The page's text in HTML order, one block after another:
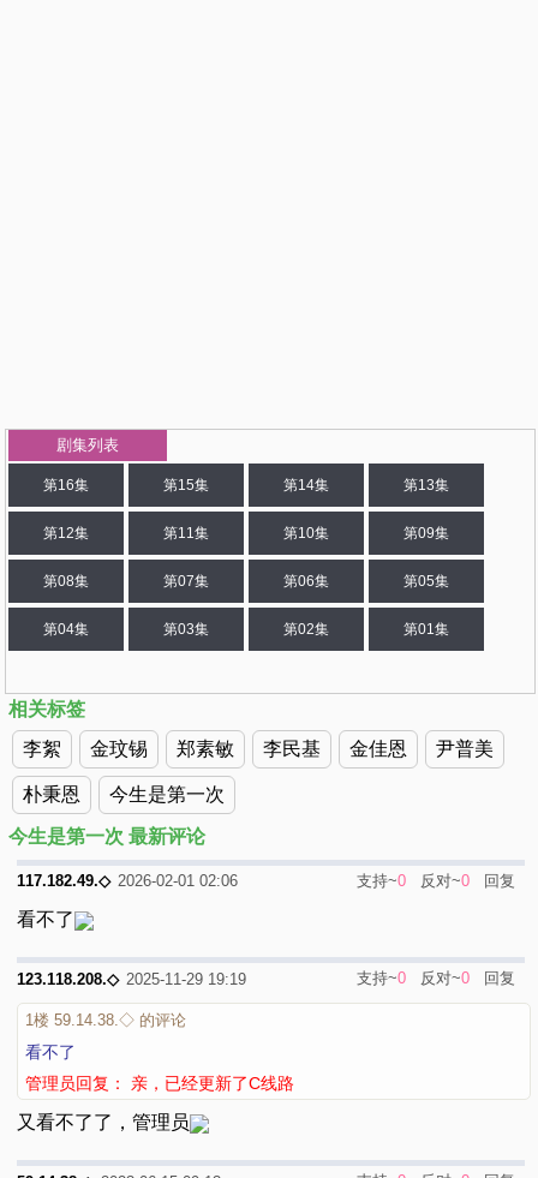
剧集列表
第16集 第15集 第14集 第13集
第12集 第11集 第10集 第09集
第08集 第07集 第06集 第05集
第04集 第03集 第02集 第01集
相关标签
李絮
金玟锡 郑素敏 李民基 金佳恩 尹普美
朴秉恩 今生是第一次
今生是第一次 最新评论
117.182.49.◇ 2026-02-01 02:06 支持~0 反对~0 回复
看不了
123.118.208.◇ 2025-11-29 19:19 支持~0 反对~0 回复
1楼59.14.38.◇ 的评论
看不了
管理员回复： 亲，已经更新了C线路
又看不了了，管理员